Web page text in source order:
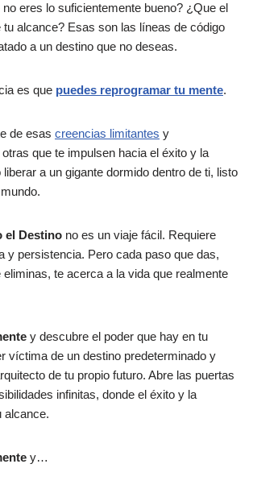
no eres lo suficientemente bueno? ¿Que el
tu alcance? Esas son las líneas de código
a un destino que no deseas.
es que puedes reprogramar tu mente.
de esas creencias limitantes y
que te impulsen hacia el éxito y la
a un gigante dormido dentro de ti, listo
el Destino no es un viaje fácil. Requiere
y persistencia. Pero cada paso que das,
te acerca a la vida que realmente
y descubre el poder que hay en tu
víctima de un destino predeterminado y
de tu propio futuro. Abre las puertas
infinitas, donde el éxito y la
alcance.
y…